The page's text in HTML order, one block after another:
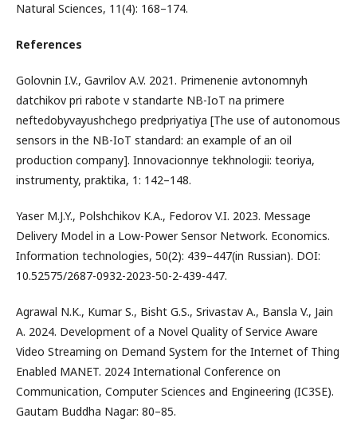
Natural Sciences, 11(4): 168–174.
References
Golovnin I.V., Gavrilov A.V. 2021. Primenenie avtonomnyh
datchikov pri rabote v standarte NB-IoT na primere
neftedobyvayushchego predpriyatiya [The use of autonomous
sensors in the NB-IoT standard: an example of an oil
production company]. Innovacionnye tekhnologii: teoriya,
instrumenty, praktika, 1: 142–148.
Yaser M.J.Y., Polshchikov K.A., Fedorov V.I. 2023. Message
Delivery Model in a Low-Power Sensor Network. Economics.
Information technologies, 50(2): 439–447(in Russian). DOI:
10.52575/2687-0932-2023-50-2-439-447.
Agrawal N.K., Kumar S., Bisht G.S., Srivastav A., Bansla V., Jain
A. 2024. Development of a Novel Quality of Service Aware
Video Streaming on Demand System for the Internet of Thing
Enabled MANET. 2024 International Conference on
Communication, Computer Sciences and Engineering (IC3SE).
Gautam Buddha Nagar: 80–85.